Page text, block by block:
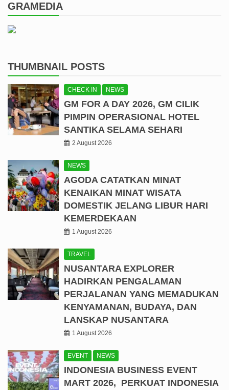
GRAMEDIA
THUMBNAIL POSTS
CHECK IN NEWS
GM FOR A DAY 2026, GM CILIK
PIMPIN OPERASIONAL HOTEL
SANTIKA SELAMA SEHARI
2 August 2026
NEWS
AGODA CATATKAN MINAT
KENAIKAN MINAT WISATA
DOMESTIK JELANG LIBUR HARI
KEMERDEKAAN
1 August 2026
TRAVEL
NUSANTARA EXPLORER
HADIRKAN PENGALAMAN
PERJALANAN YANG MEMADUKAN
KENYAMANAN, BUDAYA, DAN
LANSKAP NUSANTARA
1 August 2026
EVENT NEWS
INDONESIA BUSINESS EVENT
MART 2026, PERKUAT INDONESIA